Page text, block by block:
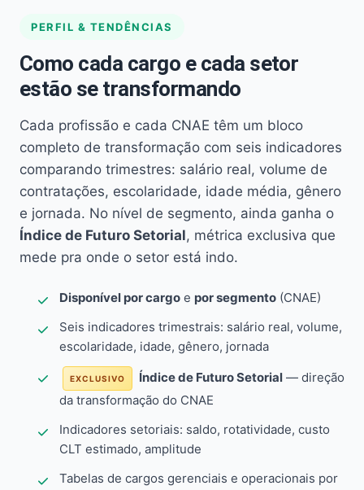
PERFIL & TENDÊNCIAS
Como cada cargo e cada setor
estão se transformando
Cada profissão e cada CNAE têm um bloco
completo de transformação com seis indicadores
comparando trimestres: salário real, volume de
contratações, escolaridade, idade média, gênero
e jornada. No nível de segmento, ainda ganha o
Índice de Futuro Setorial, métrica exclusiva que
mede pra onde o setor está indo.
Disponível por cargo e por segmento (CNAE)
Seis indicadores trimestrais: salário real, volume,
escolaridade, idade, gênero, jornada
EXCLUSIVO Índice de Futuro Setorial — direção
da transformação do CNAE
Indicadores setoriais: saldo, rotatividade, custo
CLT estimado, amplitude
Tabelas de cargos gerenciais e operacionais por